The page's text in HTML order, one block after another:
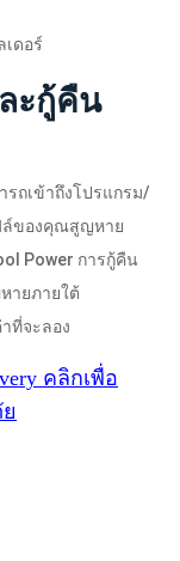
ดอร์
ะกู้คืน
ถเข้าถึงโปรแกรม/
ล์ของคุณสูญหาย
Power การกู้คืน
ายภายใต้
ที่จะลอง
คลิกเพื่อ